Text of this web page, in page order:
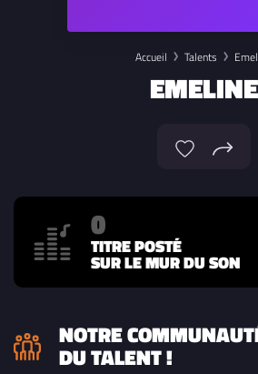
Accueil Talents
EMELINE
0
TITRE POSTÉ
SUR LE MUR DU SON
NOTRE
DU TALENT !